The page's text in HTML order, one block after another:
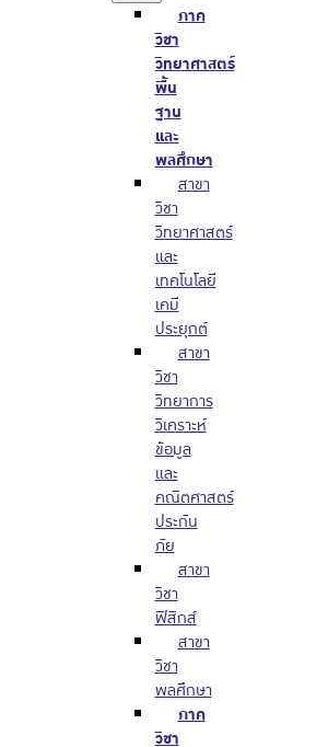
ภาค
วิชา
วิทยาศาสตร์
พื้น
ฐาน
และ
พลศึกษา
สาขา
วิชา
วิทยาศาสตร์
และ
เทคโนโลยี
เคมี
ประยุกต์
สาขา
วิชา
วิทยาการ
วิเคราะห์
ข้อมูล
และ
คณิตศาสตร์
ประกัน
ภัย
สาขา
วิชา
ฟิสิกส์
สาขา
วิชา
พลศึกษา
ภาค
วิชา